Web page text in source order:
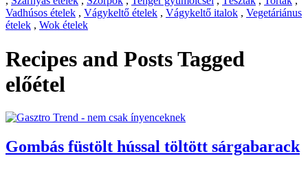
Vadhúsos ételek , Vágykeltő ételek , Vágykeltő italok , Vegetáriánus
ételek , Wok ételek
Recipes and Posts Tagged
előétel
Gombás füstölt hússal töltött sárgabarack